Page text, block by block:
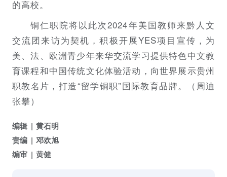
的高校。
铜仁职院将以此次2024年美国教师来黔人文
交流团来访为契机，积极开展YES项目宣传，为
美、法、欧洲青少年来华交流学习提供特色中文教
育课程和中国传统文化体验活动，向世界展示贵州
职教名片，打造“留学铜职”国际教育品牌。（周迪
张攀）
编辑
黄石明
责编
邓欢旭
编审
黄健